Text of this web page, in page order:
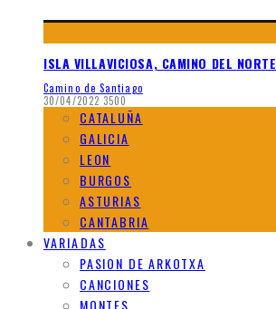
ISLA VILLAVICIOSA, CAMINO DEL NORTE
Camino de Santiago
30/04/2022 3500
CATALUÑA
GALICIA
LEON
BURGOS
ASTURIAS
CANTABRIA
VARIADAS
PASION DE ARKOTXA
CANCIONES
MONTES